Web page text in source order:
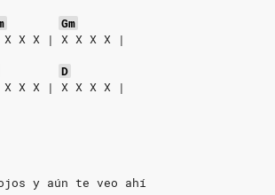
Gm
X X | X X X X |
D
X X | X X X X |
y aún te veo ahí